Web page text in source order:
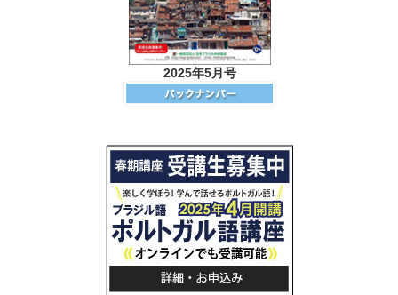
2025年5月号